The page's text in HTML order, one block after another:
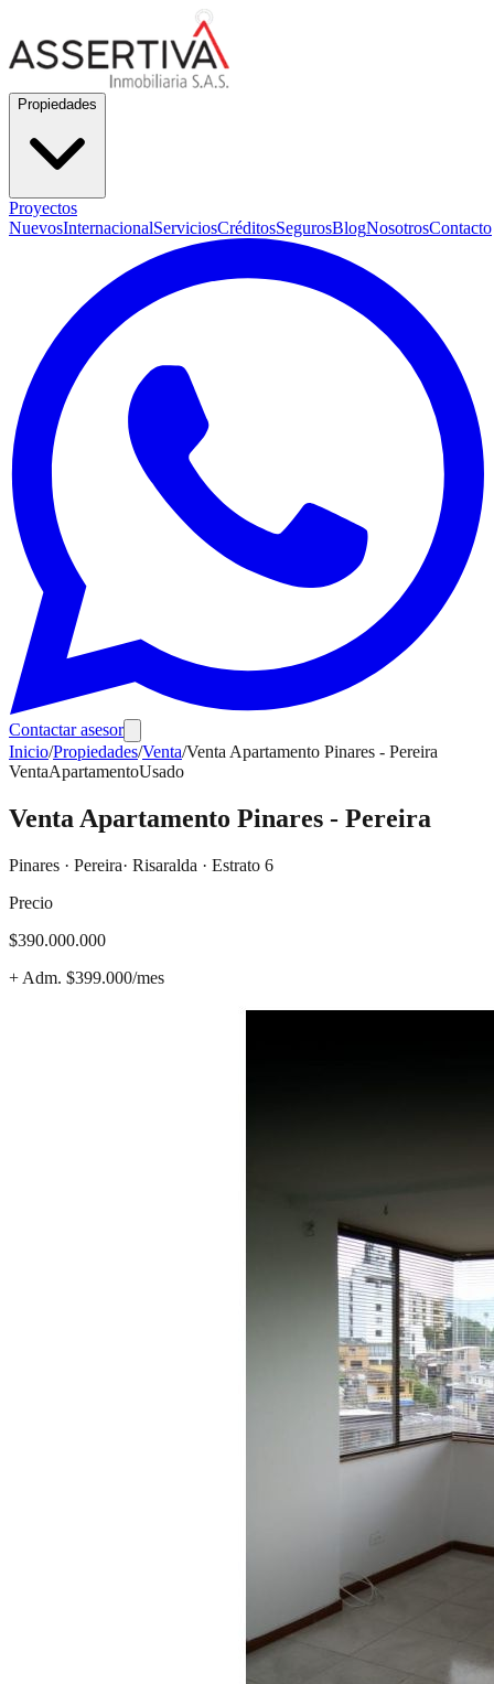
Propiedades
Proyectos
NuevosInternacionalServiciosCréditosSegurosBlogNosotrosContacto
Contactar asesor
Inicio/Propiedades/Venta/Venta Apartamento Pinares - Pereira
VentaApartamentoUsado
Venta Apartamento Pinares - Pereira
Pinares · Pereira· Risaralda · Estrato 6
Precio
$390.000.000
+ Adm. $399.000/mes